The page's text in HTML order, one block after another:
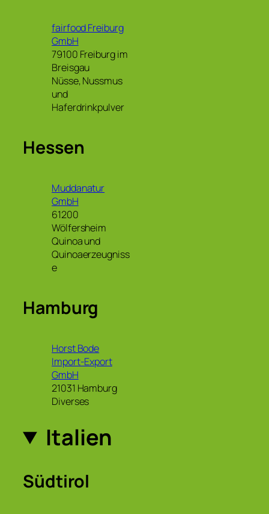
fairfood Freiburg
GmbH
79100 Freiburg im
Breisgau
Nüsse, Nussmus
und
Haferdrinkpulver
Hessen
Muddanatur
GmbH
61200
Wölfersheim
Quinoa und
Quinoaerzeugniss
e
Hamburg
Horst Bode
Import-Export
GmbH
21031 Hamburg
Diverses
Italien
Südtirol